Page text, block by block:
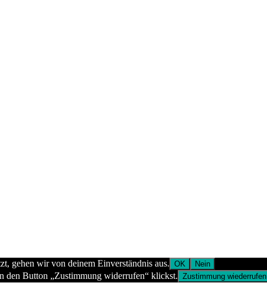
gehen wir von deinem Einverständnis aus. OK Nein
den Button „Zustimmung widerrufen“ klickst. Zustimmung wiederrufen